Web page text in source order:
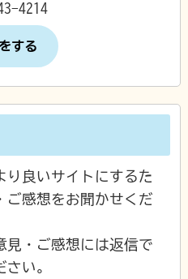
4214
する
り良いサイトにするた
ご感想をお聞かせくだ
見・ご感想には返信で
い。